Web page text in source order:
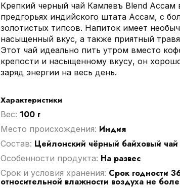
Крепкий черный чай Камлевъ Blend Ассам
предгорьях индийского штата Ассам, с
золотистых типсов. Напиток имеет
насыщенный вкус, а также приятный
Этот чай идеально пить утром вместо
крепости и насыщенному вкусу, он
заряд энергии на весь день.
Характеристики
Вес: 100 г
Место происхождения: Индия
Cостав: Цейлонский чёрный байховый чай
Особенности продукта: На развес
Срок и условия хранения: Срок годности
относительной влажности воздуха не